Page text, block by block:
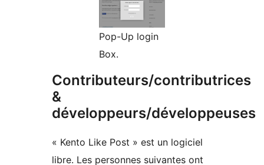
Pop-Up login
Box.
Contributeurs/contributrices
&
développeurs/développeuses
« Kento Like Post » est un logiciel
libre. Les personnes suivantes ont